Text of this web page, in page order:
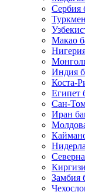
Сербия
Макао
Индия
Коста-
Египет
Сан-
Иран
Замбия